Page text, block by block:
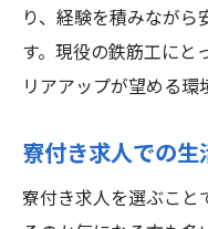
り、経験を積みなが
す。現役の鉄筋工にと
リアアップが望める環
寮付き求人での
寮付き求人を選ぶこと